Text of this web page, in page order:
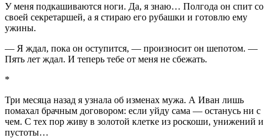
У меня подкашиваются ноги. Да, я знаю… Полгода он спит со
своей секретаршей, а я стираю его рубашки и готовлю ему
ужины.
— Я ждал, пока он оступится, — произносит он шепотом. —
Пять лет ждал. И теперь тебе от меня не сбежать.
*
Три месяца назад я узнала об изменах мужа. А Иван лишь
помахал брачным договором: если уйду сама — останусь ни с
чем. С тех пор живу в золотой клетке из роскоши, унижений и
пустоты…